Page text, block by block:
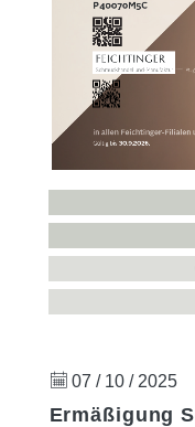
07 / 10 / 2025
Ermäßigung